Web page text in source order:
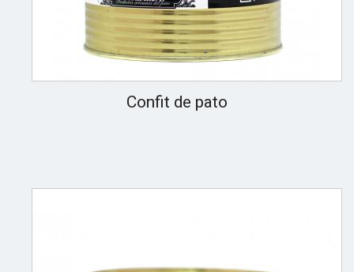
Confit de pato